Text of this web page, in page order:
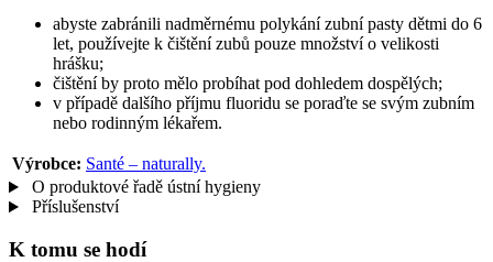
abyste zabránili nadměrnému polykání zubní pasty dětmi do 6
let, používejte k čištění zubů pouze množství o velikosti
hrášku;
čištění by proto mělo probíhat pod dohledem dospělých;
v případě dalšího příjmu fluoridu se poraďte se svým zubním
nebo rodinným lékařem.
Výrobce: Santé – naturally.
O produktové řadě ústní hygieny
Příslušenství
K tomu se hodí